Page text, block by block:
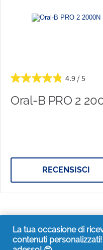
4.9
Oral-B PRO 2
RECENSISCI
La tua occasione di
contenuti